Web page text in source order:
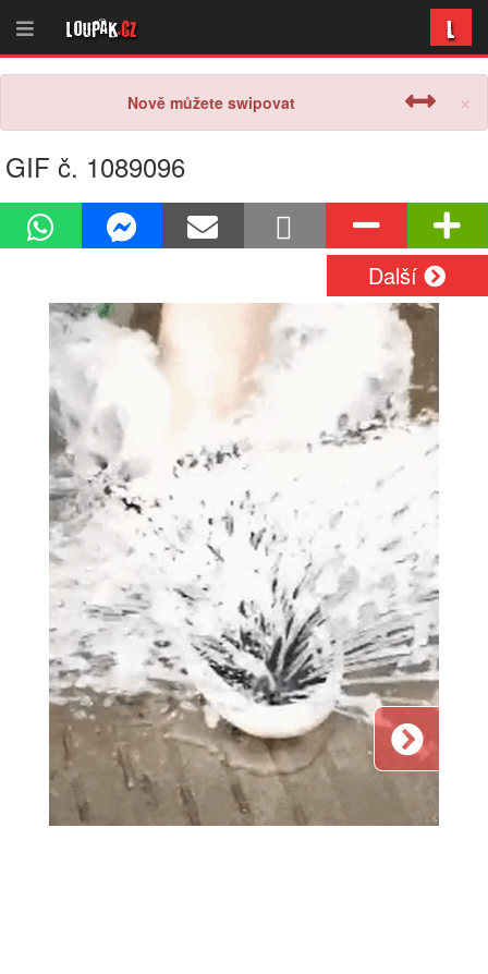
Loupak.cz L
×
Nově můžete swipovat
GIF č. 1089096
Další